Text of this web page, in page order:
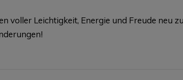
voller Leichtigkeit, Energie und Freude neu